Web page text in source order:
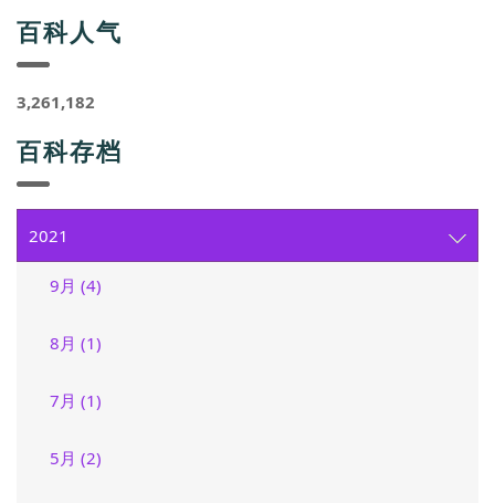
百科人气
3,261,182
百科存档
2021
9月 (4)
8月 (1)
7月 (1)
5月 (2)